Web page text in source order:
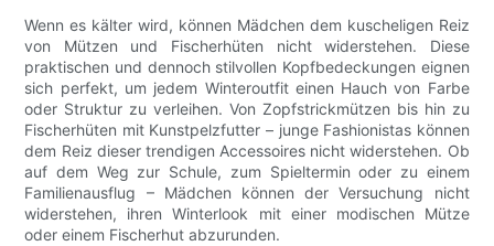
Wenn es kälter wird, können Mädchen dem kuscheligen Reiz
von Mützen und Fischerhüten nicht widerstehen. Diese
praktischen und dennoch stilvollen Kopfbedeckungen eignen
sich perfekt, um jedem Winteroutfit einen Hauch von Farbe
oder Struktur zu verleihen. Von Zopfstrickmützen bis hin zu
Fischerhüten mit Kunstpelzfutter – junge Fashionistas können
dem Reiz dieser trendigen Accessoires nicht widerstehen. Ob
auf dem Weg zur Schule, zum Spieltermin oder zu einem
Familienausflug – Mädchen können der Versuchung nicht
widerstehen, ihren Winterlook mit einer modischen Mütze
oder einem Fischerhut abzurunden.